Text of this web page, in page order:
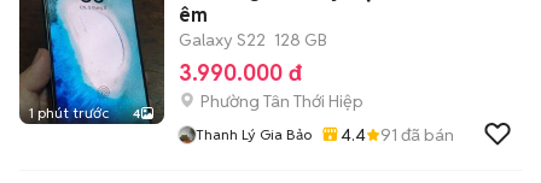
1 phút trước 4
êm
Galaxy S22 128 GB
3.990.000 đ
Phường Tân Thới Hiệp
Thanh Lý Gia Bảo 4.4 91 đã bán